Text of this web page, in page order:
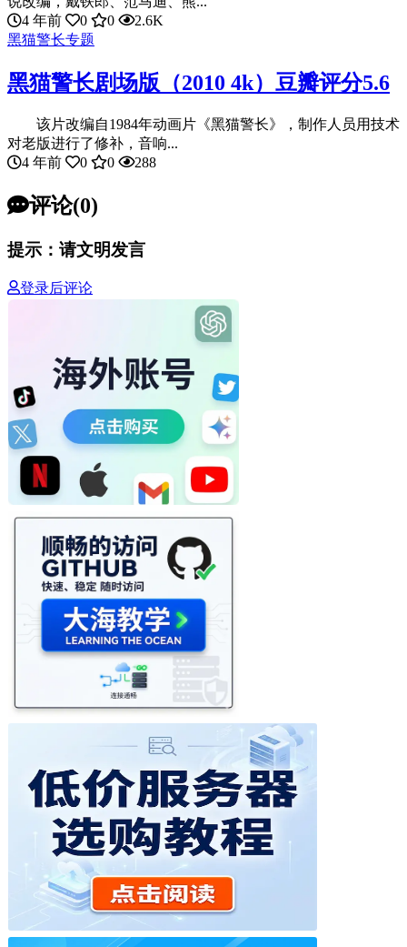
4 年前
0 0
2.6K
黑猫警长专题
黑猫警长剧场版（2010 4k）豆瓣评分5.6
该片改编自1984年动画片《黑猫警长》，制作人员用技术
对老版进行了修补，音响...
4 年前
0 0 288
评论(0)
提示：请文明发言
登录后评论